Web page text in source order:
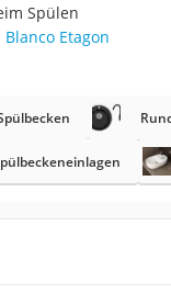
Spülen
Blanco Etagon